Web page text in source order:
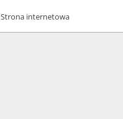
Strona internetowa